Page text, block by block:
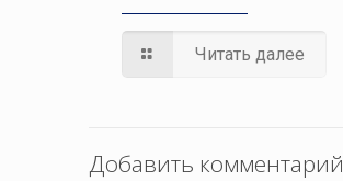
Читать далее
Добавить комментарий